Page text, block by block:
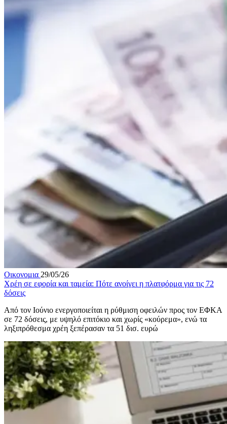
Οικονομια 29/05/26
Χρέη σε εφορία και ταμεία: Πότε ανοίγει η πλατφόρμα για τις 72
δόσεις
Από τον Ιούνιο ενεργοποιείται η ρύθμιση οφειλών προς τον ΕΦΚΑ
σε 72 δόσεις, με υψηλό επιτόκιο και χωρίς «κούρεμα», ενώ τα
ληξιπρόθεσμα χρέη ξεπέρασαν τα 51 δισ. ευρώ